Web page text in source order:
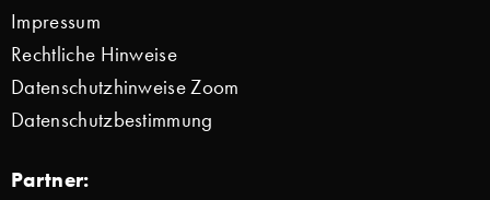
Impressum
Rechtliche Hinweise
Datenschutzhinweise Zoom
Datenschutzbestimmung
Partner: